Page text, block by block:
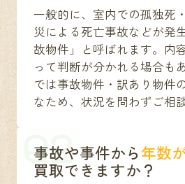
一般的に、室内での孤独死
災による死亡事故などが発
故物件」と呼ばれます。内
って判断が分かれる場合も
では事故物件・訳あり物件
なため、状況を問わずご相
Q2
事故や事件から年数
買取できますか？